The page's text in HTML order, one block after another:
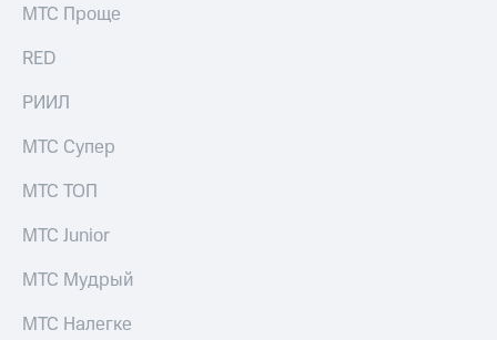
МТС Проще
RED
РИИЛ
МТС Супер
МТС ТОП
МТС Junior
МТС Мудрый
МТС Налегке